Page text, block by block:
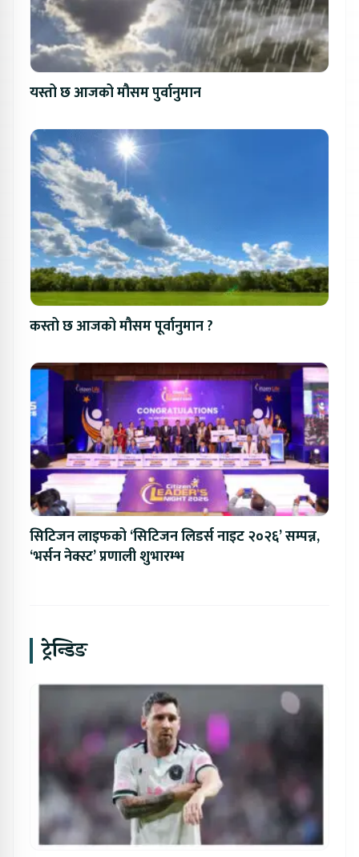
यस्तो छ आजको मौसम पुर्वानुमान
कस्तो छ आजको मौसम पूर्वानुमान ?
सिटिजन लाइफको ‘सिटिजन लिडर्स नाइट २०२६’ सम्पन्न,
‘भर्सन नेक्स्ट’ प्रणाली शुभारम्भ
ट्रेन्डिङ